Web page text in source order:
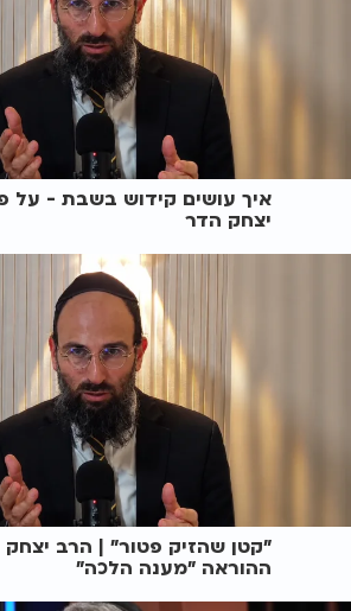
איך עושים קידוש בשבת - על
יצחק הדר
"קטן שהזיק פטור" | הרב יצחק
ההוראה "מענה הלכה"